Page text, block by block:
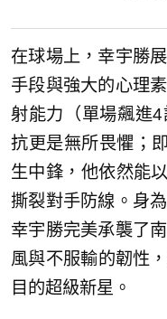
在球場上，幸宇勝
手段與強大的心理
射能力（單場飆進
抗更是無所畏懼；
生中鋒，他依然能
撕裂對手防線。身
幸宇勝完美承襲了
風與不服輸的韌性
目的超級新星。